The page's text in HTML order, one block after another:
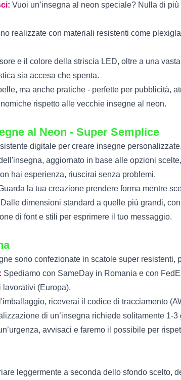
Vuoi un’insegna al neon speciale? Nulla di
realizzate con materiali resistenti come
e il colore della striscia LED, oltre a una
sia accesa che spenta.
ma anche pratiche - perfette per pubblicità,
rispetto alle vecchie insegne al neon.
al Neon - Super Semplice
digitale per creare insegne
aggiornato in base alle opzioni
hai esperienza, riuscirai senza problemi.
la tua creazione prendere forma mentre
Dalle dimensioni standard a quelle più grandi,
di font e stili per esprimere il tuo messaggio.
sono confezionate in scatole super resistenti,
Spediamo con SameDay in Romania e con
lavorativi (Europa).
riceverai il codice di tracciamento
di un’insegna richiede solitamente 1-
avvisaci e faremo il possibile per
leggermente a seconda dello sfondo scelto,